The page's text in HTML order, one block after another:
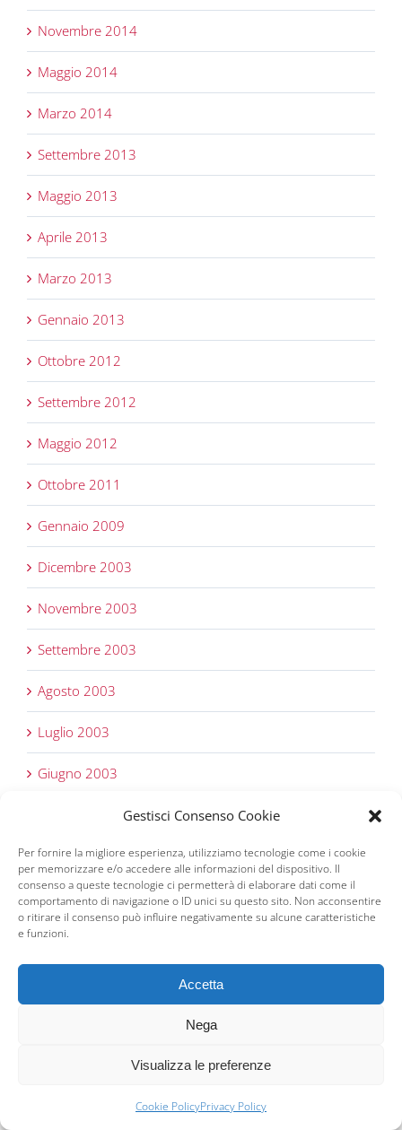
Gestisci Consenso Cookie
Per fornire la migliore esperienza, utilizziamo tecnologie come i cookie
per memorizzare e/o accedere alle informazioni del dispositivo. Il
consenso a queste tecnologie ci permetterà di elaborare dati come il
comportamento di navigazione o ID unici su questo sito. Non acconsentire
o ritirare il consenso può influire negativamente su alcune caratteristiche
e funzioni.
Accetta
Nega
Visualizza le preferenze
Cookie PolicyPrivacy Policy
Novembre 2014
Maggio 2014
Marzo 2014
Settembre 2013
Maggio 2013
Aprile 2013
Marzo 2013
Gennaio 2013
Ottobre 2012
Settembre 2012
Maggio 2012
Ottobre 2011
Gennaio 2009
Dicembre 2003
Novembre 2003
Settembre 2003
Agosto 2003
Luglio 2003
Giugno 2003
Marzo 2003
Febbraio 2003
Gennaio 2003
Settembre 2002